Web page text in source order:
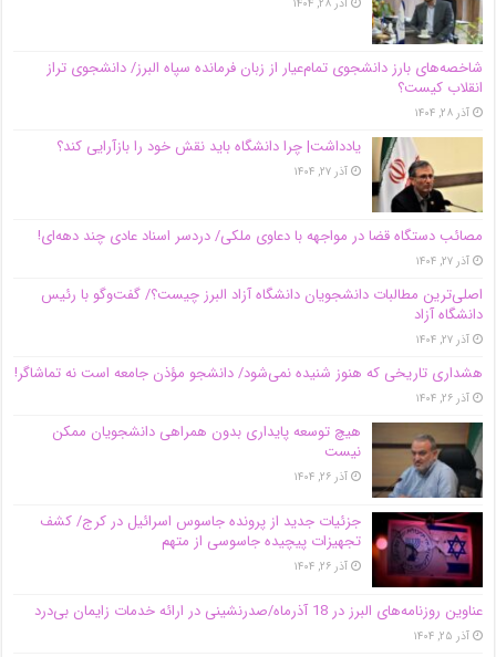
شاخصه‌های بارز دانشجوی تمام‌عیار از زبان فرمانده سپاه البرز/ دانشجوی تراز
انقلاب کیست؟
آذر ۲۸, ۱۴۰۴
یادداشت| چرا دانشگاه باید نقش خود را بازآرایی کند؟
آذر ۲۷, ۱۴۰۴
مصائب دستگاه قضا در مواجهه با دعاوی ملکی/ دردسر اسناد عادی چند‌ دهه‌ای!
آذر ۲۷, ۱۴۰۴
اصلی‌ترین مطالبات دانشجویان دانشگاه آزاد البرز چیست؟/ گفت‌وگو با رئیس
دانشگاه آز‌اد
آذر ۲۷, ۱۴۰۴
هشداری تاریخی که هنوز شنیده نمی‌شود/ دانشجو مؤذن جامعه است نه تماشاگر!
آذر ۲۶, ۱۴۰۴
هیچ توسعه پایداری بدون همراهی دانشجویان ممکن
نیست
آذر ۲۶, ۱۴۰۴
جزئیات جدید از پرونده جاسوس اسرائیل در کرج/‌ کشف
تجهیزات پیچیده جاسوسی از متهم
آذر ۲۶, ۱۴۰۴
عناوین روزنامه‌های البرز در ‌18 آذرماه/صدرنشینی در ارائه خدمات زایمان بی‌درد
آذر ۲۵, ۱۴۰۴